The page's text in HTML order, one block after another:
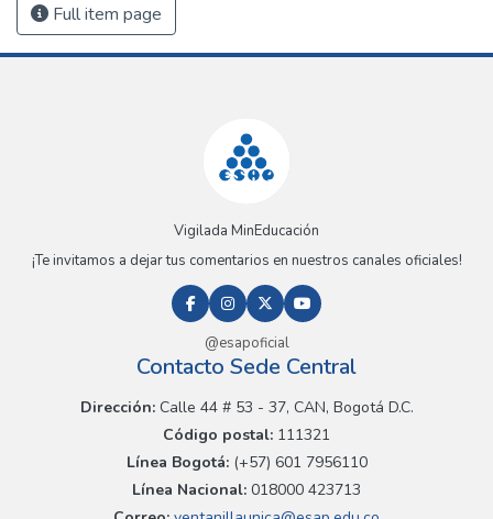
Full item page
Vigilada MinEducación
¡Te invitamos a dejar tus comentarios en nuestros canales oficiales!
@esapoficial
Contacto Sede Central
Dirección:Calle 44 # 53 - 37, CAN, Bogotá D.C.
Código postal: 111321
Línea Bogotá:(+57) 601 7956110
Línea Nacional: 018000 423713